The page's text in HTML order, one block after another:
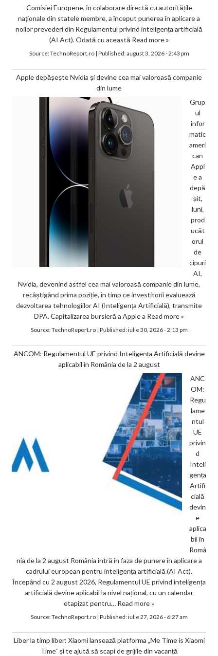
Comisiei Europene, în colaborare directă cu autoritățile
naționale din statele membre, a început punerea în aplicare a
noilor prevederi din Regulamentul privind inteligența artificială
(AI Act). Odată cu această Read more »
Source:TechnoReport.ro| Published:august 3, 2026 - 2:43 pm
Apple depășește Nvidia și devine cea mai valoroasă companie
din lume
Grup
ul
infor
matic
ameri
can
Appl
e a
depă
șit,
luni,
prod
ucăt
orul
de
cipuri
AI,
Nvidia, devenind astfel cea mai valoroasă companie din lume,
recâștigând prima poziție, în timp ce investitorii evaluează
dezvoltarea tehnologiilor AI (Inteligența Artificială), transmite
DPA. Capitalizarea bursieră a Apple a Read more »
Source:TechnoReport.ro| Published:iulie 30, 2026 - 2:13 pm
ANCOM: Regulamentul UE privind Inteligența Artificială devine
aplicabil în România de la 2 august
ANC
OM:
Regu
lame
ntul
UE
privin
d
Inteli
gența
Artifi
cială
devin
e
aplica
bil în
Româ
nia de la 2 august România intră în faza de punere în aplicare a
cadrului european pentru inteligența artificială (AI Act).
Începând cu 2 august 2026, Regulamentul UE privind inteligența
artificială devine aplicabil la nivel național, cu un calendar
etapizat pentru… Read more »
Source:TechnoReport.ro| Published:iulie 27, 2026 - 6:27 am
Liber la timp liber: Xiaomi lansează platforma „Me Time is Xiaomi
Time” și te ajută să scapi de grijile din vacanță